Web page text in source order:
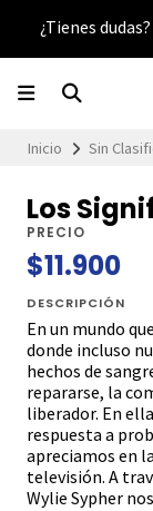
¿Tienes
Inicio Sin
Los
PRECIO
$11.900
DESCRIPCIÓN
En un mundo
donde incluso
hechos de
repararse, la
liberador. En
respuesta a
apreciamos en
televisión. A
Wylie Sypher